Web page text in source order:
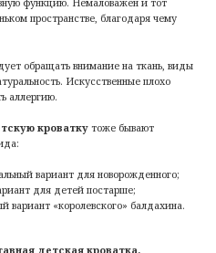
пространстве, благодаря чему
обращать внимание на ткань, виды
Искусственные плохо
аллергию.
кроваткутоже бывают
вариант для новорожденного;
для детей постарше;
вариант «королевского» балдахина.
детская кроватка,